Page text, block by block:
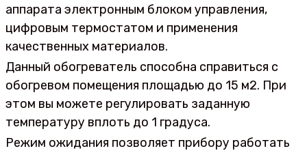
аппарата электронным блоком управления,
цифровым термостатом и применения
качественных материалов.
Данный обогреватель способна справиться с
обогревом помещения площадью до 15 м2. При
этом вы можете регулировать заданную
температуру вплоть до 1 градуса.
Режим ожидания позволяет прибору работать